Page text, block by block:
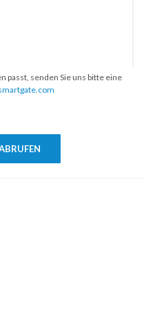
passt, senden Sie uns bitte eine